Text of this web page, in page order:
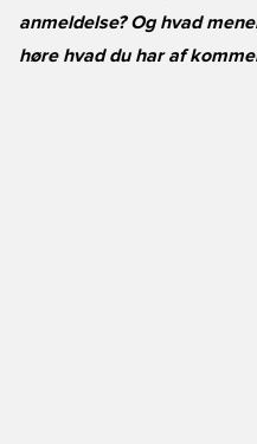
anmeldelse? Og hvad
høre hvad du har af